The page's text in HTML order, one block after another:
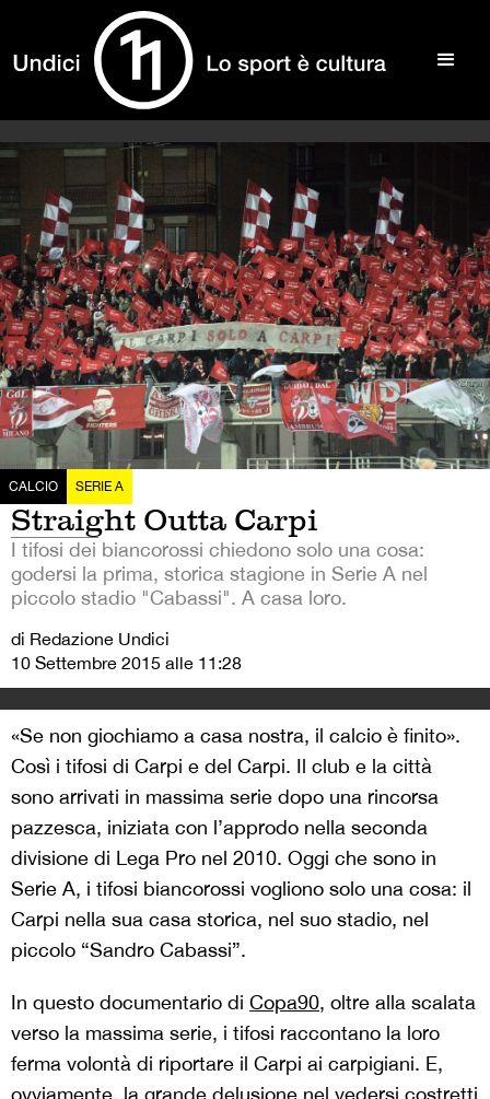
CALCIO SERIE A
Straight Outta Carpi
I tifosi dei biancorossi chiedono solo una cosa:
godersi la prima, storica stagione in Serie A nel
piccolo stadio "Cabassi". A casa loro.
di Redazione Undici
10 Settembre 2015 alle 11:28
«Se non giochiamo a casa nostra, il calcio è finito».
Così i tifosi di Carpi e del Carpi. Il club e la città
sono arrivati in massima serie dopo una rincorsa
pazzesca, iniziata con l’approdo nella seconda
divisione di Lega Pro nel 2010. Oggi che sono in
Serie A, i tifosi biancorossi vogliono solo una cosa: il
Carpi nella sua casa storica, nel suo stadio, nel
piccolo “Sandro Cabassi”.
In questo documentario di Copa90, oltre alla scalata
verso la massima serie, i tifosi raccontano la loro
ferma volontà di riportare il Carpi ai carpigiani. E,
ovviamente, la grande delusione nel vedersi costretti